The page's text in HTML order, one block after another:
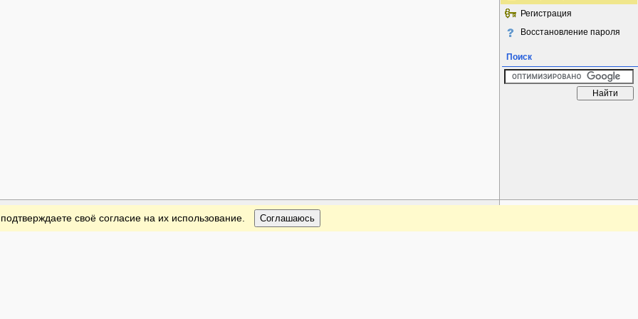
Регистрация
Восстановление пароля
Поиск
своё согласие на их использование. Соглашаюсь